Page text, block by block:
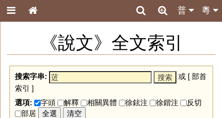
粵
普
《說文》全文索引
搜索字串: 或 [ 部首
索引 ]
選項:
字頭 解釋 相關異體 徐鉉注 徐鍇注
反切
部居
全選 清空